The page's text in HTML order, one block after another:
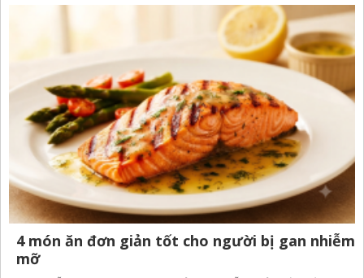
4 món ăn đơn giản tốt cho người bị gan nhiễm
mỡ